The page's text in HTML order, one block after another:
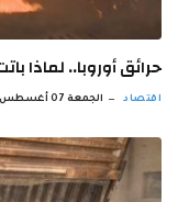
حرائق أوروبا.. لماذا
اقتصاد الجمعة 07 أغسطس 10:15 ص